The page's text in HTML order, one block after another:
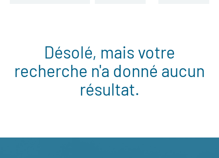
Désolé, mais votre
recherche n'a donné aucun
résultat.